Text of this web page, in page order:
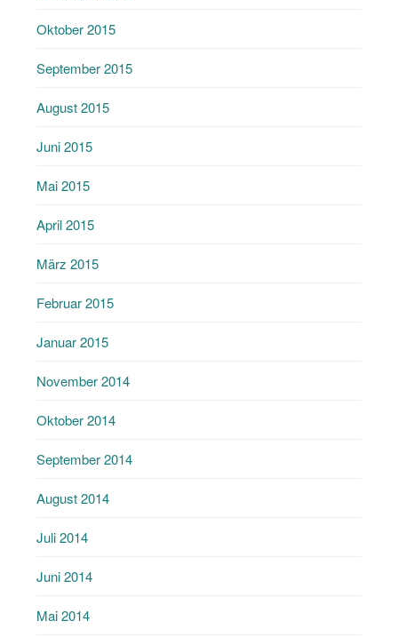
Oktober 2015
September 2015
August 2015
Juni 2015
Mai 2015
April 2015
März 2015
Februar 2015
Januar 2015
November 2014
Oktober 2014
September 2014
August 2014
Juli 2014
Juni 2014
Mai 2014